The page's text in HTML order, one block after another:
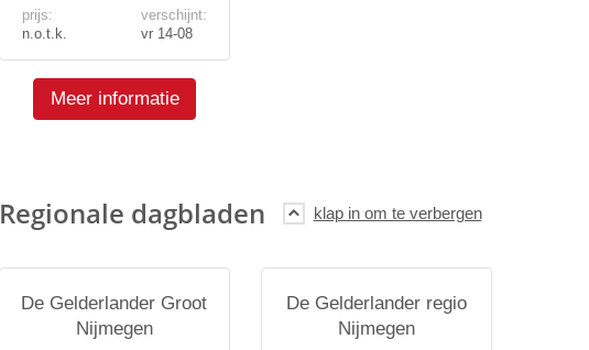
prijs:
n.o.t.k.
verschijnt:
vr 14-08
Meer informatie
Regionale dagbladen
De Gelderlander Groot
Nijmegen
De Gelderlander regio
Nijmegen